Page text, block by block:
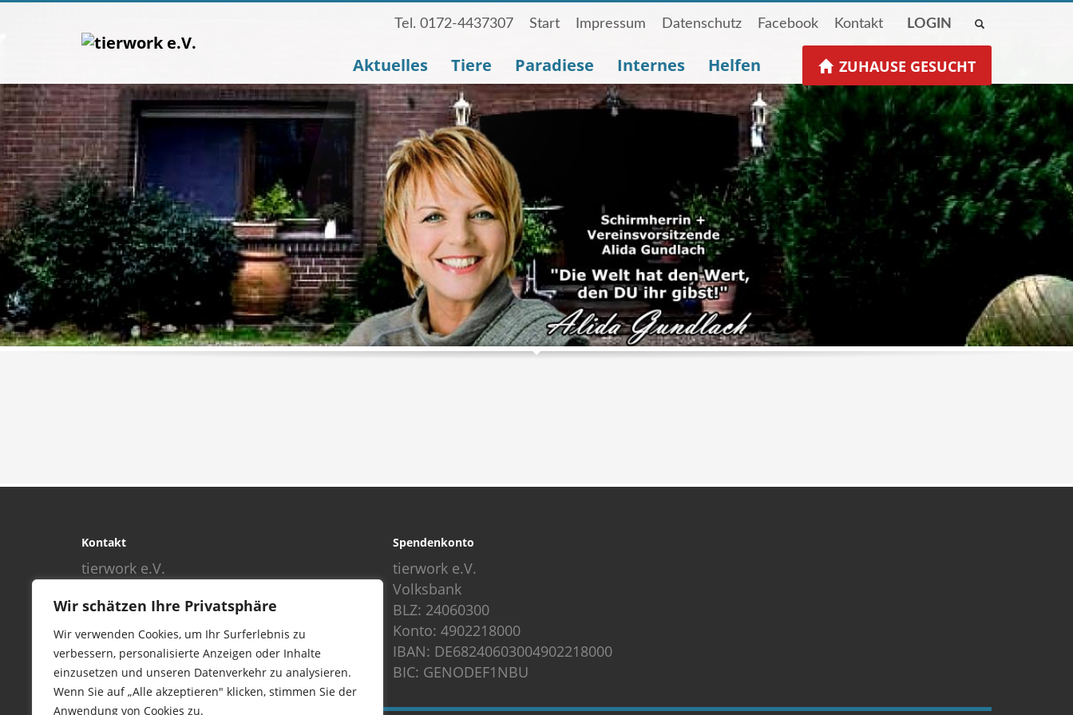
Wir schätzen Ihre Privatsphäre
Wir verwenden Cookies, um Ihr Surferlebnis zu
verbessern, personalisierte Anzeigen oder Inhalte
einzusetzen und unseren Datenverkehr zu analysieren.
Wenn Sie auf „Alle akzeptieren" klicken, stimmen Sie der
Anwendung von Cookies zu.
Tel. 0172-4437307 Start Impressum Datenschutz Facebook Kontakt LOGIN
Aktuelles Tiere Paradiese Internes Helfen ZUHAUSE GESUCHT
Kontakt
tierwork e.V.
Im alten Dorf 4
Tel 0172-4437307
service@tierwork.de
Spendenkonto
tierwork e.V.
Volksbank
BLZ: 24060300
Konto: 4902218000
IBAN: DE68240603004902218000
BIC: GENODEF1NBU